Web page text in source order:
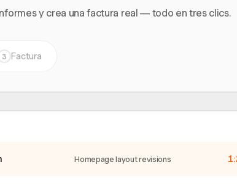
y crea una factura real — todo en tres clics.
3 Factura
Homepage layout revisions